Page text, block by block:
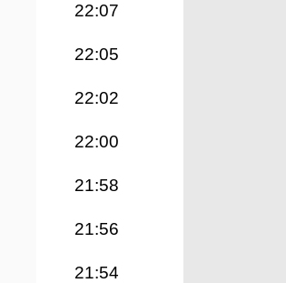
22:07
22:05
22:02
22:00
21:58
21:56
21:54